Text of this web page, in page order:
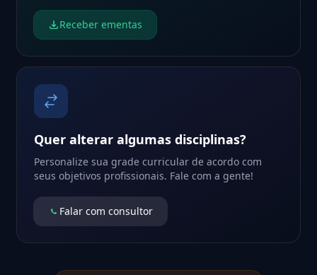
Receber ementas
Quer alterar algumas disciplinas?
Personalize sua grade curricular de acordo com
seus objetivos profissionais. Fale com a gente!
Falar com consultor